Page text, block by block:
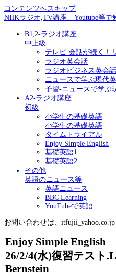
コンテンツへスキップ
NHKラジオ,TV講座、Youtube等で
B1,2-ラジオ講座
中上級
テレビ 会話が続く！
ラジオ英会話
ラジオビジネス英会話
ニュースで学ぶ現代
予習-ニュースで学ぶ
A2-ラジオ講座
初級
小学生の基礎英語
小学生の基礎英語
タイムトライアル
Enjoy Simple English
基礎英語1
基礎英語2
その他
英語のニュース等
英語ニュース
BBC Learning
YouTubeで英語
お問い合わせは、
Enjoy Simple English
26/2/4(水)復習テスト
Bernstein